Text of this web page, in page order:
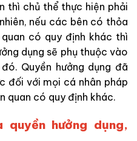
thì chủ thể thực hiện phải
nếu các bên có thỏa
có quy định khác thì
dụng sẽ phụ thuộc vào
Quyền hưởng dụng đã
đối với mọi cá nhân pháp
quan có quy định khác.
hưởng dụng,